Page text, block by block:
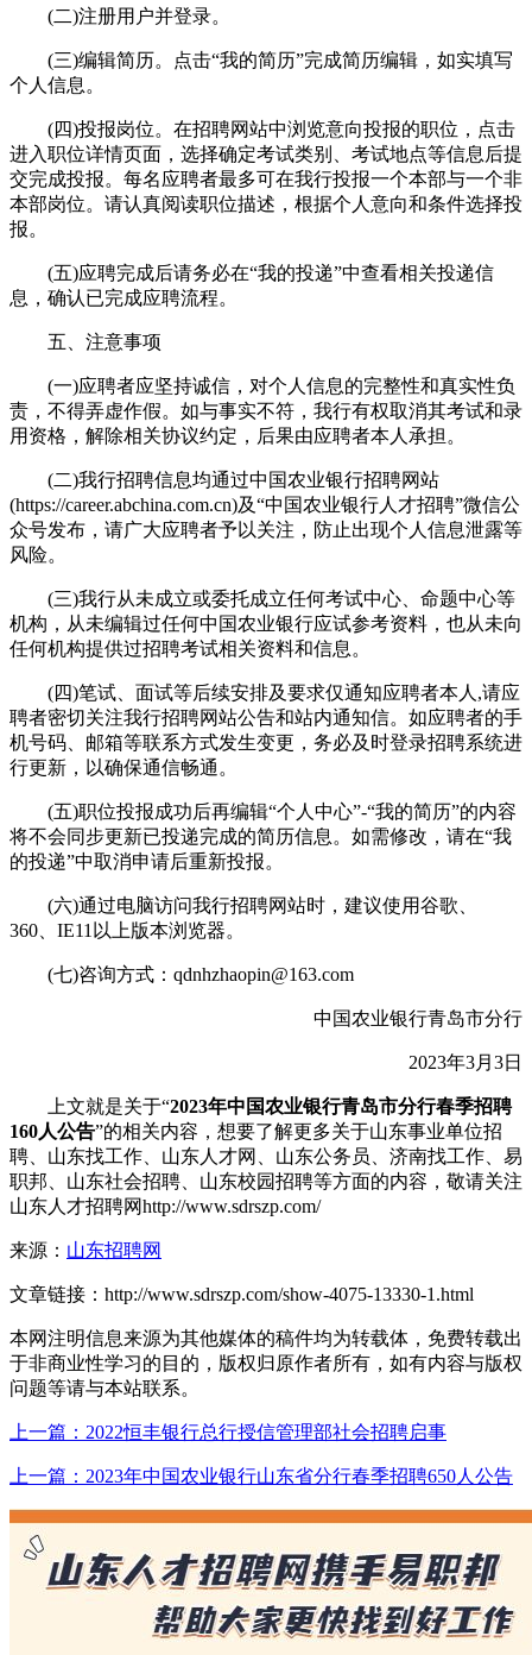
(二)注册用户并登录。
(三)编辑简历。点击“我的简历”完成简历编辑，如实填写
个人信息。
(四)投报岗位。在招聘网站中浏览意向投报的职位，点击
进入职位详情页面，选择确定考试类别、考试地点等信息后提
交完成投报。每名应聘者最多可在我行投报一个本部与一个非
本部岗位。请认真阅读职位描述，根据个人意向和条件选择投
报。
(五)应聘完成后请务必在“我的投递”中查看相关投递信
息，确认已完成应聘流程。
五、注意事项
(一)应聘者应坚持诚信，对个人信息的完整性和真实性负
责，不得弄虚作假。如与事实不符，我行有权取消其考试和录
用资格，解除相关协议约定，后果由应聘者本人承担。
(二)我行招聘信息均通过中国农业银行招聘网站
(https://career.abchina.com.cn)及“中国农业银行人才招聘”微信公
众号发布，请广大应聘者予以关注，防止出现个人信息泄露等
风险。
(三)我行从未成立或委托成立任何考试中心、命题中心等
机构，从未编辑过任何中国农业银行应试参考资料，也从未向
任何机构提供过招聘考试相关资料和信息。
(四)笔试、面试等后续安排及要求仅通知应聘者本人,请应
聘者密切关注我行招聘网站公告和站内通知信。如应聘者的手
机号码、邮箱等联系方式发生变更，务必及时登录招聘系统进
行更新，以确保通信畅通。
(五)职位投报成功后再编辑“个人中心”-“我的简历”的内容
将不会同步更新已投递完成的简历信息。如需修改，请在“我
的投递”中取消申请后重新投报。
(六)通过电脑访问我行招聘网站时，建议使用谷歌、
360、IE11以上版本浏览器。
(七)咨询方式：qdnhzhaopin@163.com
中国农业银行青岛市分行
2023年3月3日
上文就是关于“2023年中国农业银行青岛市分行春季招聘
160人公告”的相关内容，想要了解更多关于山东事业单位招
聘、山东找工作、山东人才网、山东公务员、济南找工作、易
职邦、山东社会招聘、山东校园招聘等方面的内容，敬请关注
山东人才招聘网http://www.sdrszp.com/
来源： 山东招聘网
文章链接： http://www.sdrszp.com/show-4075-13330-1.html
本网注明信息来源为其他媒体的稿件均为转载体，免费转载出
于非商业性学习的目的，版权归原作者所有，如有内容与版权
问题等请与本站联系。
上一篇：2022恒丰银行总行授信管理部社会招聘启事
上一篇：2023年中国农业银行山东省分行春季招聘650人公告